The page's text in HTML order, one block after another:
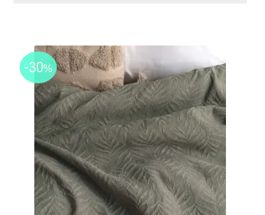
-30%